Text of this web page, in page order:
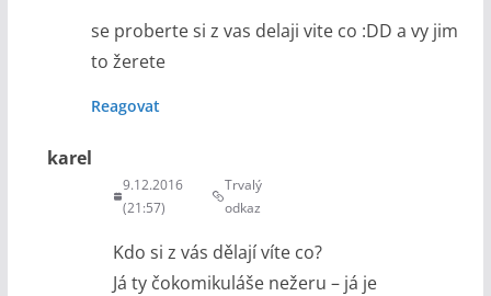
se proberte si z vas delaji vite co :DD a vy jim
to žerete
Reagovat
karel
9.12.2016
(21:57)
Trvalý
odkaz
Kdo si z vás dělají víte co?
Já ty čokomikuláše nežeru – já je